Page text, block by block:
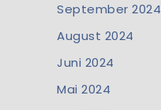
September 2024
August 2024
Juni 2024
Mai 2024